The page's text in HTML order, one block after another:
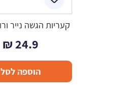
קעריות הגשה נייר
24.9
₪
הוספה לסל